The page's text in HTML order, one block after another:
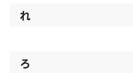
LINEコールPlus
通話フローの構築（AI Studio）
お問い合わせ
ログイン
れ
ろ